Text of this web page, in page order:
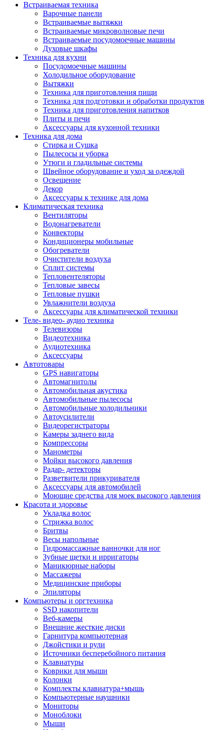
Встраиваемая техника
Варочные панели
Встраиваемые вытяжки
Встраиваемые микроволновые печи
Встраиваемые посудомоечные машины
Духовые шкафы
Техника для кухни
Посудомоечные машины
Холодильное оборудование
Вытяжки
Техника для приготовления пищи
Техника для подготовки и обработки продуктов
Техника для приготовления напитков
Плиты и печи
Аксессуары для кухонной техники
Техника для дома
Стирка и Сушка
Пылесосы и уборка
Утюги и гладильные системы
Швейное оборудование и уход за одеждой
Освещение
Декор
Аксессуары к технике для дома
Климатическая техника
Вентиляторы
Водонагреватели
Конвекторы
Кондиционеры мобильные
Обогреватели
Очистители воздуха
Сплит системы
Тепловентеляторы
Тепловые завесы
Тепловые пушки
Увлажнители воздуха
Аксессуары для климатической техники
Теле- видео- аудио техника
Телевизоры
Видеотехника
Аудиотехника
Аксессуары
Автотовары
GPS навигаторы
Автомагнитолы
Автомобильная акустика
Автомобильные пылесосы
Автомобильные холодильники
Автоусилители
Видеорегистраторы
Камеры заднего вида
Компрессоры
Манометры
Мойки высокого давления
Радар- детекторы
Разветвители прикуривателя
Аксессуары для автомобилей
Моющие средства для моек высокого давления
Красота и здоровье
Укладка волос
Стрижка волос
Бритвы
Весы напольные
Гидромассажные ванночки для ног
Зубные щетки и ирригаторы
Маникюрные наборы
Массажеры
Медицинские приборы
Эпиляторы
Компьютеры и оргтехника
SSD накопители
Веб-камеры
Внешние жесткие диски
Гарнитура компьютерная
Джойстики и рули
Источники бесперебойного питания
Клавиатуры
Коврики для мыши
Колонки
Комплекты клавиатура+мышь
Компьютерные наушники
Мониторы
Моноблоки
Мыши